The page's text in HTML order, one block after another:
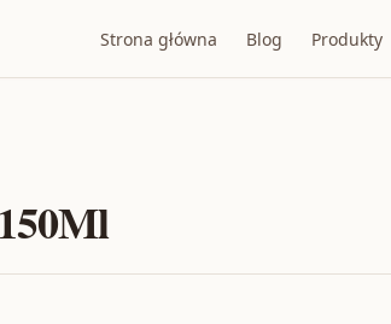
Strona główna Blog Produkty